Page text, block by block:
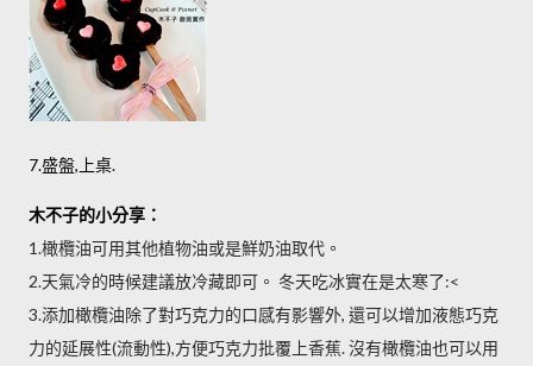
7.盛盤,上桌.
木不子的小分享：
1.橄欖油可用其他植物油或是鮮奶油取代。
2.天氣冷的時候建議放冷藏即可。 冬天吃冰實在是太寒了:<
3.添加橄欖油除了對巧克力的口感有影響外, 還可以增加液態巧克
力的延展性(流動性),方便巧克力批覆上香蕉. 沒有橄欖油也可以用